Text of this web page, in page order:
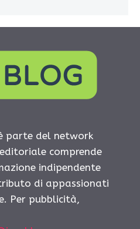
parte del network
comprende
indipendente
di appassionati
Per pubblicità,